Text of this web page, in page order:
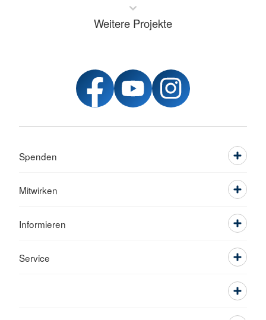
Weitere Projekte
Spenden
Mitwirken
Informieren
Service